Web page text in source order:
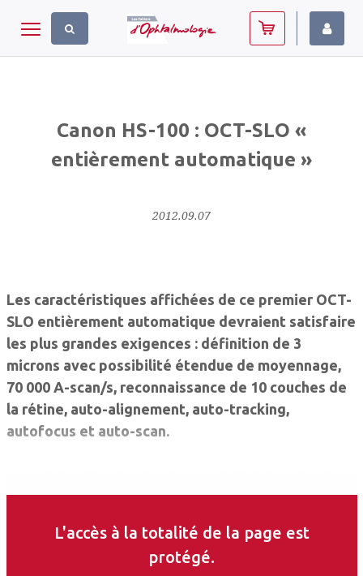
Toggle navigation
Canon HS-100 : OCT-SLO «
entièrement automatique »
2012.09.07
Les caractéristiques affichées de ce premier OCT-
SLO entièrement automatique devraient satisfaire
les plus grandes exigences : définition de 3
microns avec possibilité étendue de moyennage,
70 000 A-scan/s, reconnaissance de 10 couches de
la rétine, auto-alignement, auto-tracking,
autofocus et auto-scan.
des examens et de tracking rendent le suivi encore
La partie logicielle est très complète avec la
L'accès à la totalité de la page est
protégé.
Panneau de gestion des cookies